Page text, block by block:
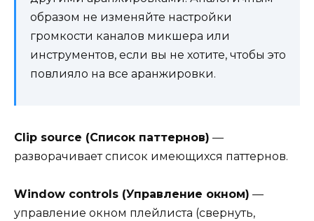
образом не изменяйте настройки
громкости каналов микшера или
инструментов, если вы не хотите, чтобы это
повлияло на все аранжировки.
Clip source (Список паттернов) —
разворачивает список имеющихся паттернов.
Window controls (Управление окном) —
управление окном плейлиста (свернуть,